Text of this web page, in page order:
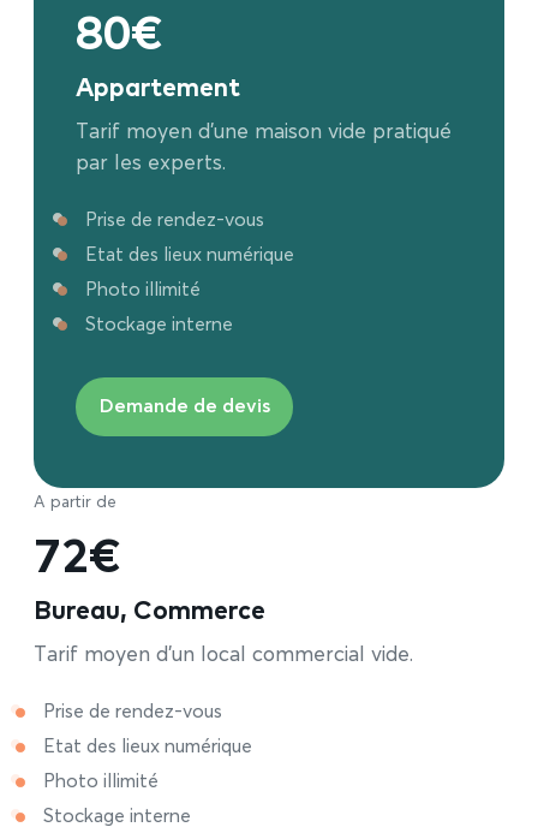
80€
Appartement
Tarif moyen d’une maison vide pratiqué
par les experts.
Prise de rendez-vous
Etat des lieux numérique
Photo illimité
Stockage interne
Demande de devis
A partir de
72€
Bureau, Commerce
Tarif moyen d’un local commercial vide.
Prise de rendez-vous
Etat des lieux numérique
Photo illimité
Stockage interne